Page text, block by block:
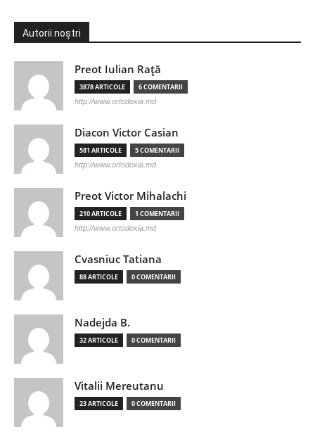
Autorii noștri
Preot Iulian Raţă
3878 ARTICOLE 6 COMENTARII
http://www.ortodoxia.md
Diacon Victor Casian
581 ARTICOLE 5 COMENTARII
http://www.ortodoxia.md
Preot Victor Mihalachi
210 ARTICOLE 1 COMENTARII
http://www.ortodoxia.md
Cvasniuc Tatiana
88 ARTICOLE 0 COMENTARII
Nadejda B.
32 ARTICOLE 0 COMENTARII
Vitalii Mereutanu
23 ARTICOLE 0 COMENTARII